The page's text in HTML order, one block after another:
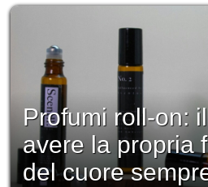
Profumi roll-on:
avere la propria
del cuore